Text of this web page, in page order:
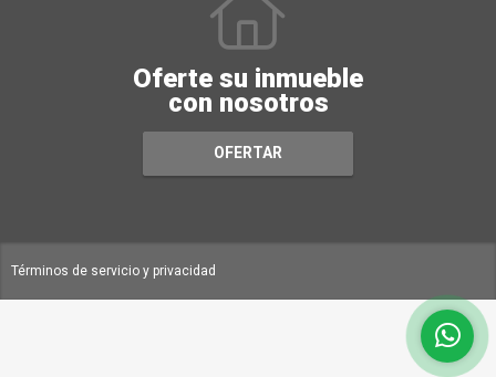
Oferte su inmueble
con nosotros
OFERTAR
Términos de servicio y privacidad